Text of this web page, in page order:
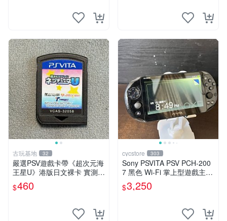
古玩基地 32
嚴選PSV遊戲卡帶《超次元海
王星U》港版日文裸卡 實測暢
玩 索尼專屬 psv psv游戲 psv
游戲卡帶
$460
cycstore 303
Sony PSVITA PSV PCH-200
7 黑色 Wi-Fi 掌上型遊戲主機
輕薄版 OLED後繼機 收藏熱
門
$3,250